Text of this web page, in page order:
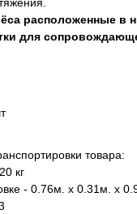
расположенные в
для
товара:
кг
- 0.76м. x 0.31м. x